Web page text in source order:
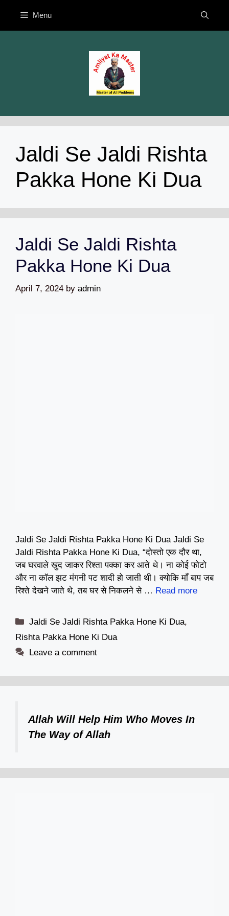
content
Menu
Jaldi Se Jaldi Rishta
Pakka Hone Ki Dua
Jaldi Se Jaldi Rishta
Pakka Hone Ki Dua
April 7, 2024 by admin
Jaldi Se Jaldi Rishta Pakka Hone Ki Dua Jaldi Se
Jaldi Rishta Pakka Hone Ki Dua, “दोस्तो एक दौर था,
जब घरवाले खुद जाकर रिश्ता पक्का कर आते थे। ना कोई फोटो
और ना कॉल झट मंगनी पट शादी हो जाती थी। क्योकि माँ बाप जब
रिश्ते देखने जाते थे, तब घर से निकलने से … Read more
Categories
Jaldi Se Jaldi Rishta Pakka Hone Ki Dua,
Rishta Pakka Hone Ki Dua
Leave a comment
Allah Will Help Him Who Moves In
The Way of Allah